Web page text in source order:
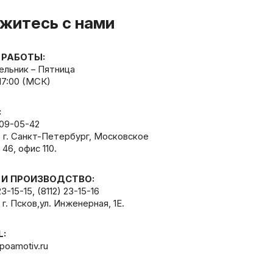
с нами
– Пятница
(МСК)
05-42
г. Санкт-Петербург, Московское
офис 110.
ПРОИЗВОДСТВО:
15-15, (8112) 23-15-16
г. Псков,ул. Инженерная, 1Е.